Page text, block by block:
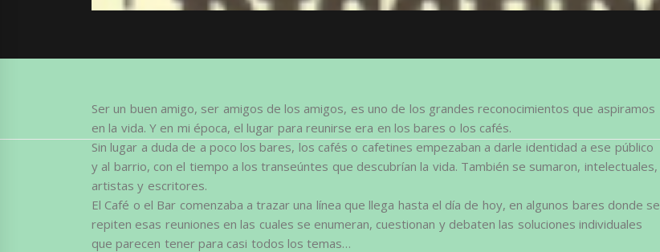
Ser un buen amigo, ser amigos de los amigos, es uno de los grandes reconocimientos que aspiramos
en la vida. Y en mi época, el lugar para reunirse era en los bares o los cafés.
Sin lugar a duda de a poco los bares, los cafés o cafetines empezaban a darle identidad a ese público
y al barrio, con el tiempo a los transeúntes que descubrían la vida. También se sumaron, intelectuales,
artistas y escritores.
El Café o el Bar comenzaba a trazar una línea que llega hasta el día de hoy, en algunos bares donde se
repiten esas reuniones en las cuales se enumeran, cuestionan y debaten las soluciones individuales
que parecen tener para casi todos los temas…